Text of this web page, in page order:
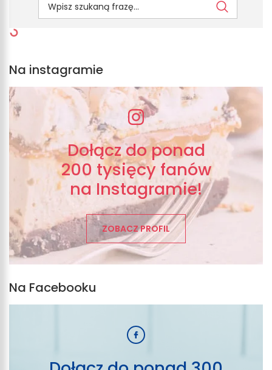
Na instagramie
Dołącz do ponad
200 tysięcy fanów
na Instagramie!
ZOBACZ PROFIL
Na Facebooku